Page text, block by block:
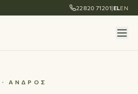
22820 71201| ELEN
· ΆΝΔΡΟΣ